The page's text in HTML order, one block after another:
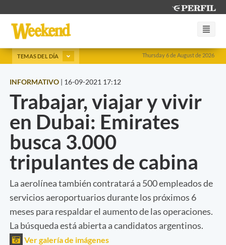
Thursday 6 de August de 2026
TEMAS DEL DÍA
INFORMATIVO | 16-09-2021 17:12
Trabajar, viajar y vivir
en Dubai: Emirates
busca 3.000
tripulantes de cabina
La aerolínea también contratará a 500 empleados de
servicios aeroportuarios durante los próximos 6
meses para respaldar el aumento de las operaciones.
La búsqueda está abierta a candidatos argentinos.
Ver galería de imágenes